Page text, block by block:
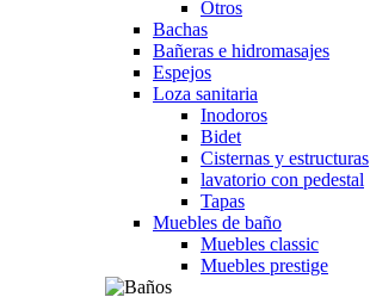
Otros
Bachas
Bañeras e hidromasajes
Espejos
Loza sanitaria
Inodoros
Bidet
Cisternas y estructuras
lavatorio con pedestal
Tapas
Muebles de baño
Muebles classic
Muebles prestige